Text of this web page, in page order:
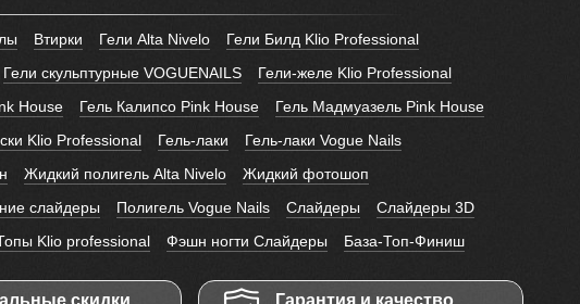
Втирки Гели Alta Nivelo
Гели Билд Klio Professional
Гели скульптурные VOGUENAILS
Гели-желе Klio Professional
House Гель Калипсо Pink House
Гель Мадмуазель Pink House
Klio Professional Гель-лаки
Гель-лаки Vogue Nails
Жидкий полигель Alta Nivelo
Жидкий фотошоп
слайдеры Полигель Vogue Nails Слайдеры
Слайдеры 3D
Klio professional Фэшн ногти Слайдеры База-Топ-Финиш